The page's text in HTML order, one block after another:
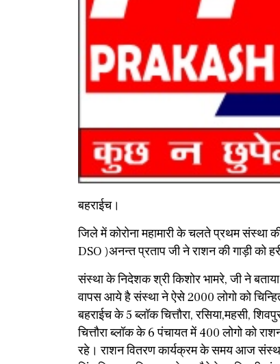
बहराईच।
जिले में कोरोना महामारी के चलते प्रथम संस्था
DSO )अनन्त प्रताप जी ने राशन की गाड़ी को
संस्था के निदेशक श्री किशोर भामरे, जी ने
वापस आये है संस्था ने ऐसे 2000 लोगो को
बहराईच के 5 ब्लॉक चित्तौरा, रसिया,महसी,
चित्तौरा ब्लॉक के 6 पंचायत में 400 लोगो को
रहे। राशन वितरण कार्यक्रम के समय आज